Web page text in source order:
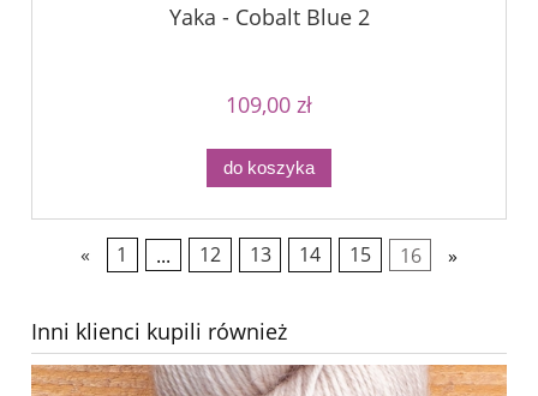
Yaka - Cobalt Blue 2
109,00 zł
do koszyka
« 1 ... 12 13 14 15 16 »
Inni klienci kupili również